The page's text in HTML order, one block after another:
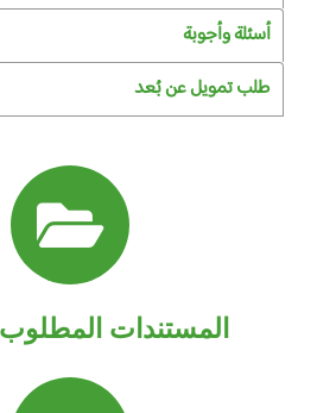
أسئلة وأجوبة
طلب تمويل عن بُعد
المستندات المطلوب